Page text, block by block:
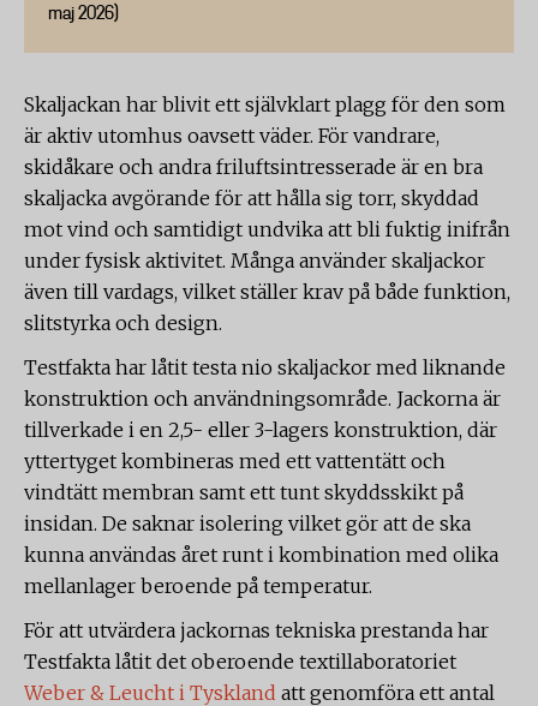
maj 2026)
Skaljackan har blivit ett självklart plagg för den som
är aktiv utomhus oavsett väder. För vandrare,
skidåkare och andra friluftsintresserade är en bra
skaljacka avgörande för att hålla sig torr, skyddad
mot vind och samtidigt undvika att bli fuktig inifrån
under fysisk aktivitet. Många använder skaljackor
även till vardags, vilket ställer krav på både funktion,
slitstyrka och design.
Testfakta har låtit testa nio skaljackor med liknande
konstruktion och användningsområde. Jackorna är
tillverkade i en 2,5- eller 3-lagers konstruktion, där
yttertyget kombineras med ett vattentätt och
vindtätt membran samt ett tunt skyddsskikt på
insidan. De saknar isolering vilket gör att de ska
kunna användas året runt i kombination med olika
mellanlager beroende på temperatur.
För att utvärdera jackornas tekniska prestanda har
Testfakta låtit det oberoende textillaboratoriet
Weber & Leucht i Tyskland att genomföra ett antal